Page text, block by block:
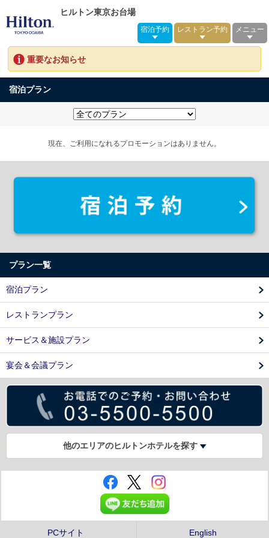
ヒルトン東京お台場
宿泊予約 レストラン予約 メニュー
重要なお知らせ
宿泊プラン
現在、ご利用になれるプロモーションはありません。
プラン一覧
宿泊プラン
レストランプラン
サービス＆施設プラン
宴会＆会議プラン
他のエリアのヒルトンホテルを探す
PCサイト English